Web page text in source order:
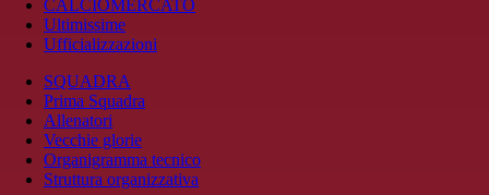
CALCIOMERCATO
Ultimissime
Ufficializzazioni
SQUADRA
Prima Squadra
Allenatori
Vecchie glorie
Organigramma tecnico
Struttura organizzativa